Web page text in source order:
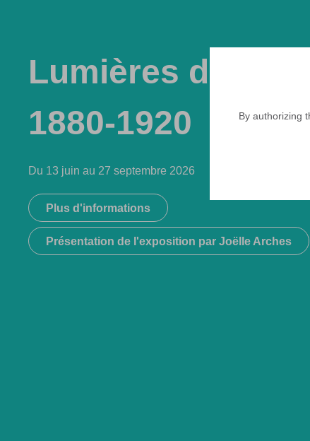
Lumières
1880-1920
Du 13 juin au 27 septembre 2026
Plus d'informations
Présentation de l'exposition par Joëlle Arches
By authorizing